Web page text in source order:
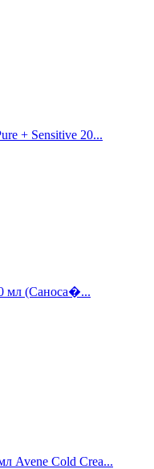
+ Sensitive 20...
мл (Саноса�...
Avene Cold Crea...